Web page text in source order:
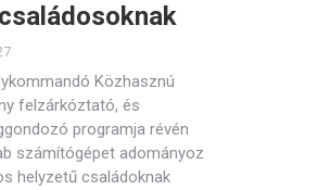
Közhasznú
felzárkóztató, és
programja révén
számítógépet adományoz
helyzetű családoknak